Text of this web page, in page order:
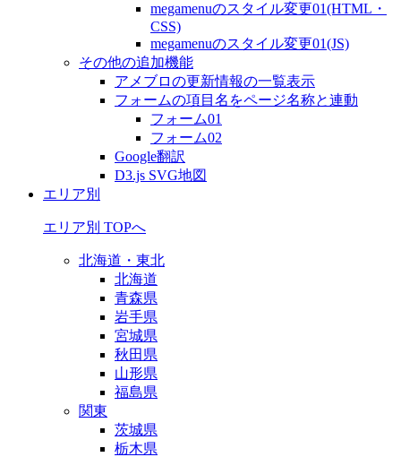
megamenuのスタイル変更01(HTML・
CSS)
megamenuのスタイル変更01(JS)
その他の追加機能
アメブロの更新情報の一覧表示
フォームの項目名をページ名称と連動
フォーム01
フォーム02
Google翻訳
D3.js SVG地図
エリア別
エリア別 TOPへ
北海道・東北
北海道
青森県
岩手県
宮城県
秋田県
山形県
福島県
関東
茨城県
栃木県